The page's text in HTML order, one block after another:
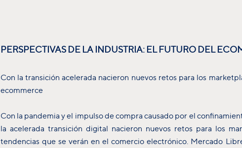
PERSPECTIVAS DE LA INDUSTRIA: EL FUTURO DEL
Con la transición acelerada nacieron nuevos retos para los
ecommerce
Con la pandemia y el impulso de compra causado por el
la acelerada transición digital nacieron nuevos retos para los
tendencias que se verán en el comercio electrónico. Mercado